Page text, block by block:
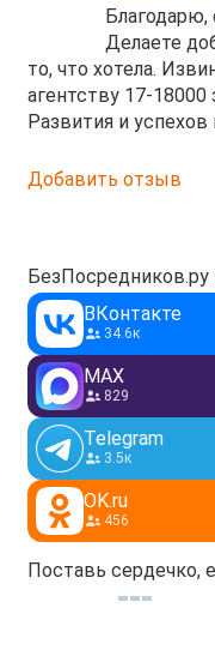
Благодарю,
Делаете
то, что хотела.
агентству 17-
Развития и
Добавить отзыв
БезПосредников.ру
ВКонтакте
34.6к
MAX
829
Telegram
3.5к
OK.ru
456
Поставь сердечко,